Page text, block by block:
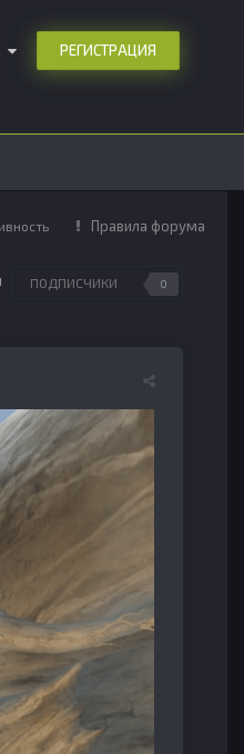
РЕГИСТРАЦИЯ
Правила форума
ПОДПИСЧИКИ 0